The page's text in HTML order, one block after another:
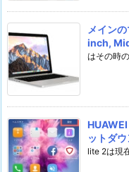
メイン
inch,
はその時
ットダ
lite 2は現